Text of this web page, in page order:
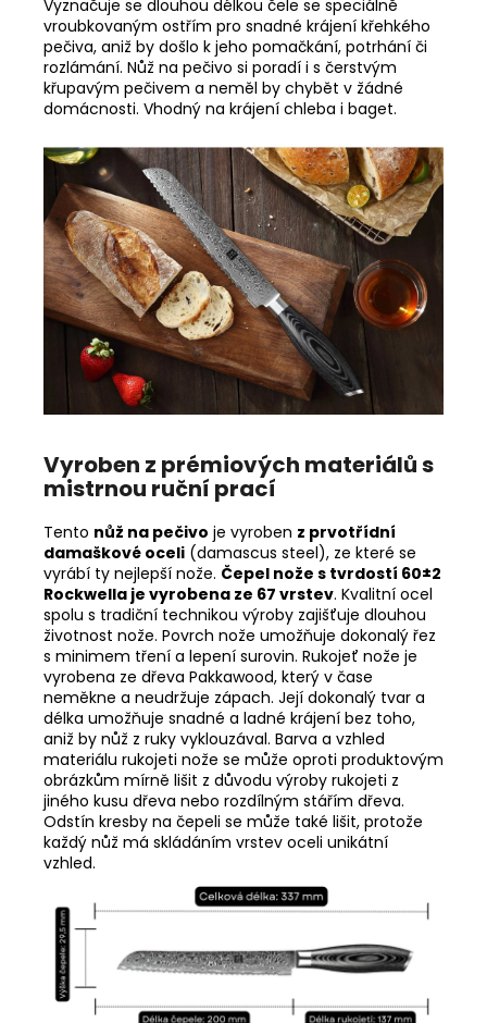
Vyznačuje se dlouhou délkou čele se speciálně
vroubkovaným ostřím pro snadné krájení křehkého
pečiva, aniž by došlo k jeho pomačkání, potrhání či
rozlámání. Nůž na pečivo si poradí i s čerstvým
křupavým pečivem a neměl by chybět v žádné
domácnosti. Vhodný na krájení chleba i baget.
Vyroben z prémiových materiálů s
mistrnou ruční prací
Tento nůž na pečivo je vyroben z prvotřídní
damaškové oceli (damascus steel), ze které se
vyrábí ty nejlepší nože. Čepel nože s tvrdostí 60±2
Rockwella je vyrobena ze 67 vrstev. Kvalitní ocel
spolu s tradiční technikou výroby zajišťuje dlouhou
životnost nože. Povrch nože umožňuje dokonalý řez
s minimem tření a lepení surovin. Rukojeť nože je
vyrobena ze dřeva Pakkawood, který v čase
neměkne a neudržuje zápach. Její dokonalý tvar a
délka umožňuje snadné a ladné krájení bez toho,
aniž by nůž z ruky vyklouzával. Barva a vzhled
materiálu rukojeti nože se může oproti produktovým
obrázkům mírně lišit z důvodu výroby rukojeti z
jiného kusu dřeva nebo rozdílným stářím dřeva.
Odstín kresby na čepeli se může také lišit, protože
každý nůž má skládáním vrstev oceli unikátní
vzhled.